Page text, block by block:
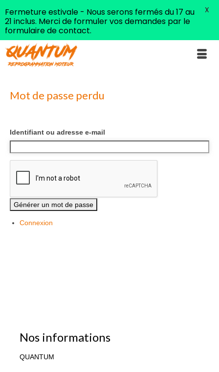
Mot de passe perdu
Identifiant ou adresse e-mail
Générer un mot de passe
Connexion
Nos informations
QUANTUM
Fermeture estivale - Nous serons fermés du 17 au
21 inclus. Merci de formuler vos demandes par le
formulaire de contact.
X